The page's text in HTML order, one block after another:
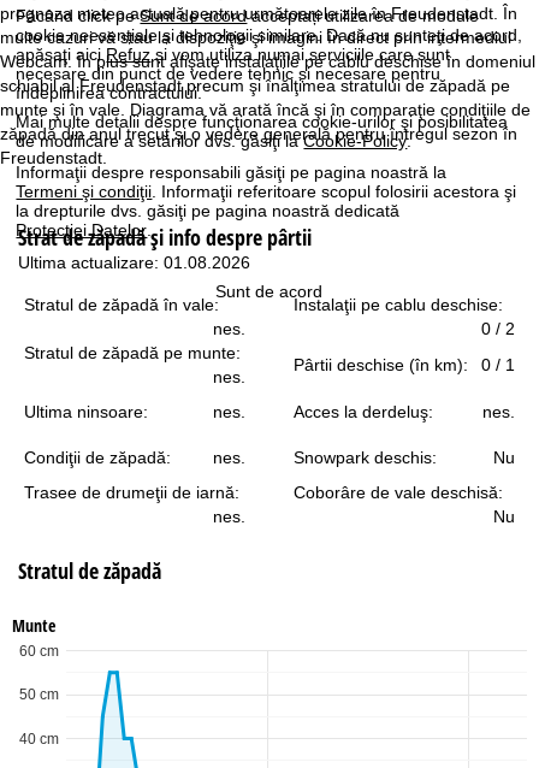
Făcând click peSunt de acordacceptați utilizarea de module
cookie neesențiale și tehnologii similare. Dacă nu sunteţi de acord,
apăsaţi aici Refuz și vom utiliza numai serviciile care sunt
necesare din punct de vedere tehnic și necesare pentru
îndeplinirea contractului.
Mai multe detalii despre funcţionarea cookie-urilor şi posibilitatea
de modificare a setărilor dvs. găsiţi laCookie-Policy.
Informaţii despre responsabili găsiţi pe pagina noastră la
Termeni şi condiţii. Informaţii referitoare scopul folosirii acestora şi
la drepturile dvs. găsiţi pe pagina noastră dedicată
Protecţiei Datelor.
Sunt de acord
ă
prognoza meteo actuală pentru următoarele zile în Freudenstadt. În
multe cazuri vă stau la dispoziţie şi imagini în direct prin intermediul
Webcam. În plus sunt afişate instalaţiile pe cablu deschise în domeniul
schiabil al Freudenstadt precum şi înălţimea stratului de zăpadă pe
munte şi în vale. Diagrama vă arată încă şi în comparaţie condiţiile de
zăpadă din anul trecut şi o vedere generală pentru întregul sezon în
Freudenstadt.
Strat de zăpadă şi info despre pârtii
Ultima actualizare: 01.08.2026
Stratul de zăpadă în vale:
nes.
Instalaţii pe cablu deschise:
0 / 2
Stratul de zăpadă pe munte:
nes.
Pârtii deschise (în km): 0 / 1
Ultima ninsoare: nes. Acces la derdeluş: nes.
Condiţii de zăpadă: nes. Snowpark deschis:
Nu
Trasee de drumeţii de iarnă:
nes.
Coborâre de vale deschisă:
Nu
Stratul de zăpadă
Munte
40 cm
50 cm
60 cm